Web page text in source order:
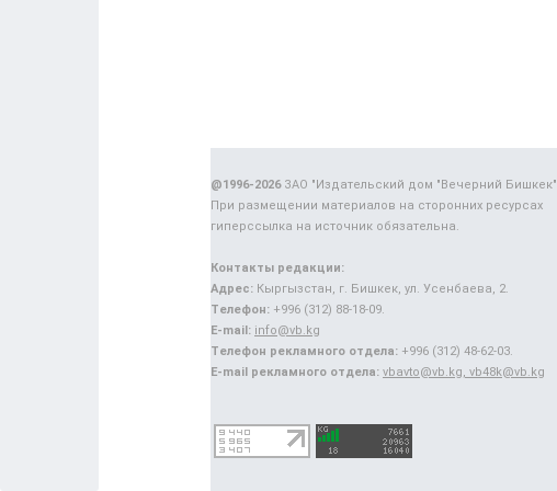
@1996-2026ЗАО "Издательский дом "Вечерний Бишкек"
При размещении материалов на сторонних ресурсах
гиперссылка на источник обязательна.
Контакты редакции:
Адрес: Кыргызстан, г. Бишкек, ул. Усенбаева, 2.
Телефон: +996 (312) 88-18-09.
E-mail: info@vb.kg
Телефон рекламного отдела: +996 (312) 48-62-03.
E-mail рекламного отдела: vbavto@vb.kg, vb48k@vb.kg